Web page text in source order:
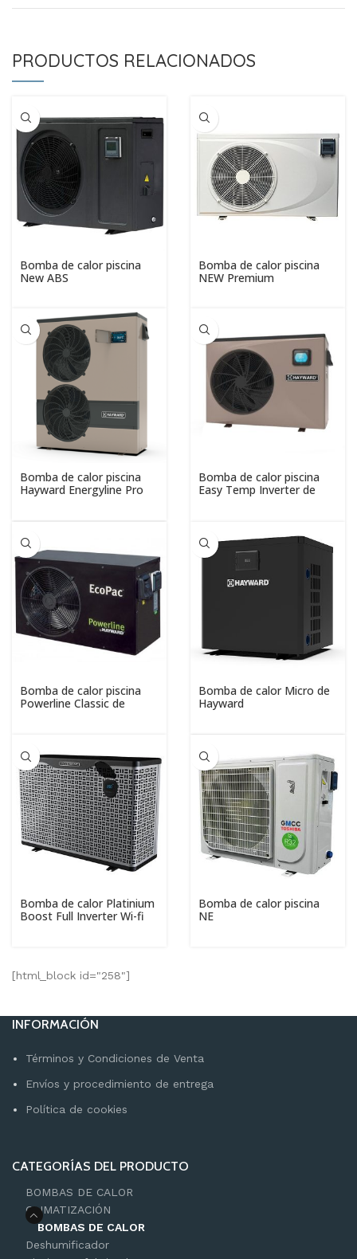
PRODUCTOS RELACIONADOS
Bomba de calor piscina
New ABS
Bomba de calor piscina
NEW Premium
Bomba de calor piscina
Hayward Energyline Pro
Bomba de calor piscina
Easy Temp Inverter de
Bomba de calor piscina
Powerline Classic de
Bomba de calor Micro de
Hayward
Bomba de calor Platinium
Boost Full Inverter Wi-fi
Bomba de calor piscina
NE
[html_block id="258"]
INFORMACIÓN
Términos y Condiciones de Venta
Envíos y procedimiento de entrega
Política de cookies
CATEGORÍAS DEL PRODUCTO
BOMBAS DE CALOR
CLIMATIZACIÓN
BOMBAS DE CALOR
Deshumificador